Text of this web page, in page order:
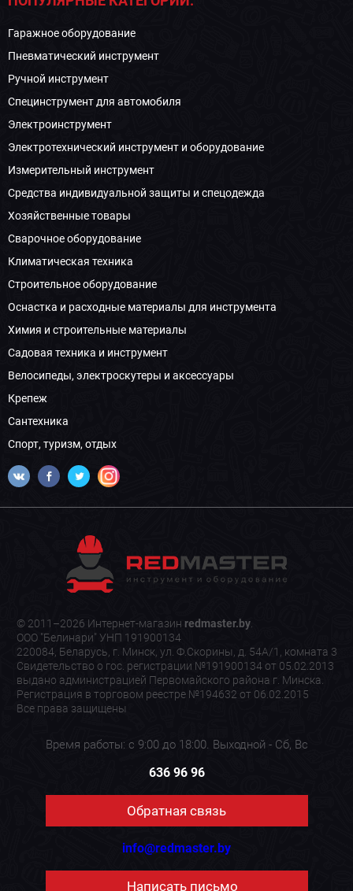
Гаражное оборудование
Пневматический инструмент
Ручной инструмент
Специнструмент для автомобиля
Электроинструмент
Электротехнический инструмент и оборудование
Измерительный инструмент
Средства индивидуальной защиты и спецодежда
Хозяйственные товары
Сварочное оборудование
Климатическая техника
Строительное оборудование
Оснастка и расходные материалы для инструмента
Химия и строительные материалы
Садовая техника и инструмент
Велосипеды, электроскутеры и аксессуары
Крепеж
Сантехника
Спорт, туризм, отдых
© 2011–2026 Интернет-магазин redmaster.by.
ООО "Белинари" УНП 191900134
220084, Беларусь, г. Минск, ул. Ф.Скорины, д. 54А/1, комната 3
Свидетельство о гос. регистрации №191900134 от 05.02.2013
выдано администрацией Первомайского района г. Минска.
Регистрация в торговом реестре №194632 от 06.02.2015
Все права защищены
Время работы: с 9:00 до 18:00. Выходной - Сб, Вс
636 96 96
Обратная связь
info@redmaster.by
Написать письмо